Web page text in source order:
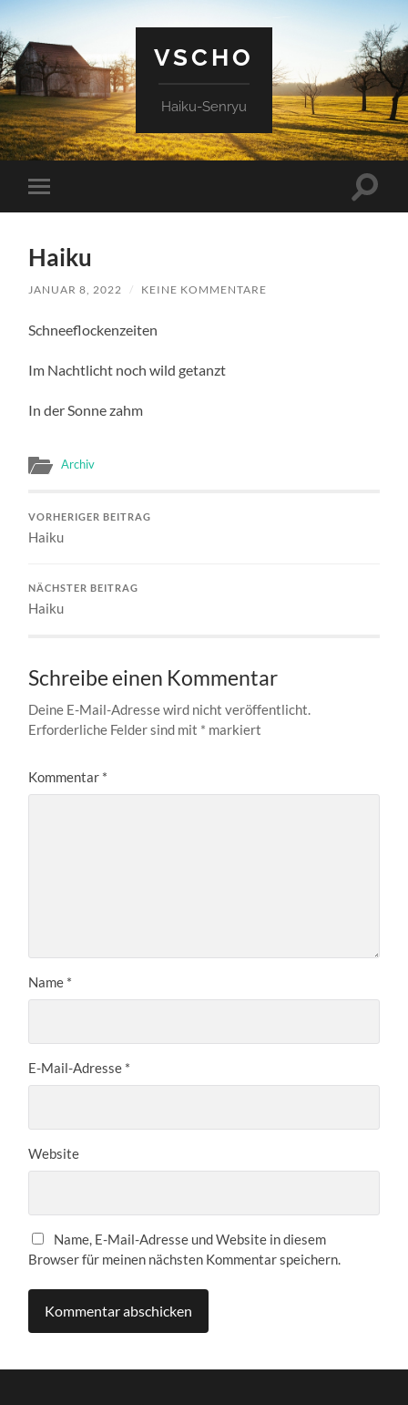
VSCHO
Haiku-Senryu
Mobile-
Menü
Haiku
JANUAR 8, 2022 / KEINE KOMMENTARE
Schneeflockenzeiten
Im Nachtlicht noch wild getanzt
In der Sonne zahm
Archiv
VORHERIGER BEITRAG
Haiku
NÄCHSTER BEITRAG
Haiku
Schreibe einen Kommentar
Deine E-Mail-Adresse wird nicht veröffentlicht.
Erforderliche Felder sind mit * markiert
Kommentar *
Name *
E-Mail-Adresse *
Website
Name, E-Mail-Adresse und Website in diesem
Browser für meinen nächsten Kommentar speichern.